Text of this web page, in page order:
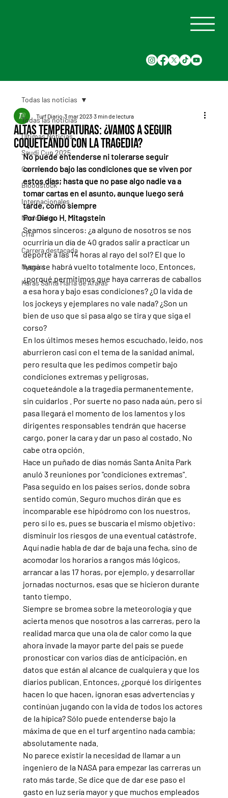
Todas las noticias
Últimas Noticias
Saudi Cup 2025
Carreras
Bloodstock
Internacionales
Nacionales
Cria
Carrera destacada
Nyquist
Haras Santa Maria de Araras
Todas las noticias
Altas temperaturas: ¿vamos a seguir
coqueteando con la tragedia?
Turf Diario 3 mar 2023 3 min de lectura
No puede entenderse ni tolerarse seguir
corriendo bajo las condiciones que se viven por
estos días; hasta que no pase algo nadie va a
tomar cartas en el asunto, aunque luego será
tarde, como siempre
Por Diego H. Mitagstein
Seamos sinceros: ¿a alguno de nosotros se nos
ocurriría un día de 40 grados salir a practicar un
deporte a las 14 horas al rayo del sol? El que lo
haga se habrá vuelto totalmente loco. Entonces,
¿porqué permitimos que haya carreras de caballos
a esa hora y bajo esas condiciones? ¿O la vida de
los jockeys y ejemplares no vale nada? ¿Son un
bien de uso que si pasa algo se tira y que siga el
corso?
En los últimos meses hemos escuchado, leído, nos
aburrieron casi con el tema de la sanidad animal,
pero resulta que les pedimos competir bajo
condiciones extremas y peligrosas,
coqueteándole a la tragedia permanentemente,
sin cuidarlos . Por suerte no paso nada aún, pero si
pasa llegará el momento de los lamentos y los
dirigentes responsables tendrán que hacerse
cargo, poner la cara y dar un paso al costado. No
cabe otra opción.
Hace un puñado de días nomás Santa Anita Park
anuló 3 reuniones por "condiciones extremas".
Pasa seguido en los países serios, donde sobra
sentido común. Seguro muchos dirán que es
incomparable ese hipódromo con los nuestros,
pero sí lo es, pues se buscaría el mismo objetivo:
disminuir los riesgos de una eventual catástrofe.
Aquí nadie habla de dar de baja una fecha, sino de
acomodar los horarios a rangos más lógicos,
arrancar a las 17 horas, por ejemplo, y desarrollar
jornadas nocturnos, esas que se hicieron durante
tanto tiempo.
Siempre se bromea sobre la meteorología y que
acierta menos que nosotros a las carreras, pero la
realidad marca que una ola de calor como la que
ahora invade la mayor parte del país se puede
pronosticar con varios días de anticipación, en
datos que están al alcance de cualquiera y que los
diarios publican. Entonces, ¿porqué los dirigentes
hacen lo que hacen, ignoran esas advertencias y
continúan jugando con la vida de todos los actores
de la hípica? Sólo puede entenderse bajo la
máxima de que en el turf argentino nada cambia;
absolutamente nada.
No parece existir la necesidad de llamar a un
ingeniero de la NASA para empezar las carreras un
rato más tarde. Se dice que de dar ese paso el
gasto en luz sería mayor y que muchos empleados